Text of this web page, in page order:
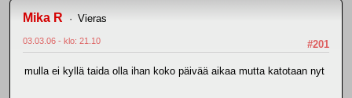
Mika R Vieras
#201
03.03.06 - klo: 21.10
mulla ei kyllä taida olla ihan koko päivää aikaa mutta katotaan nyt